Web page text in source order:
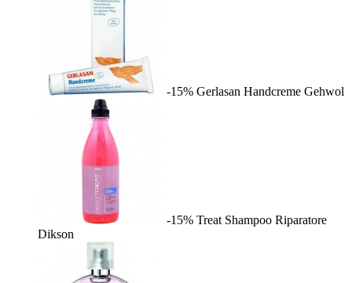
-15% Gerlasan Handcreme Gehwol
-15% Treat Shampoo Riparatore
Dikson